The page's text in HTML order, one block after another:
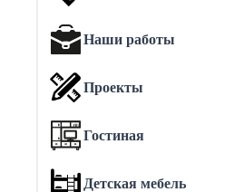
Наши работы
Проекты
Гостиная
Детская мебель